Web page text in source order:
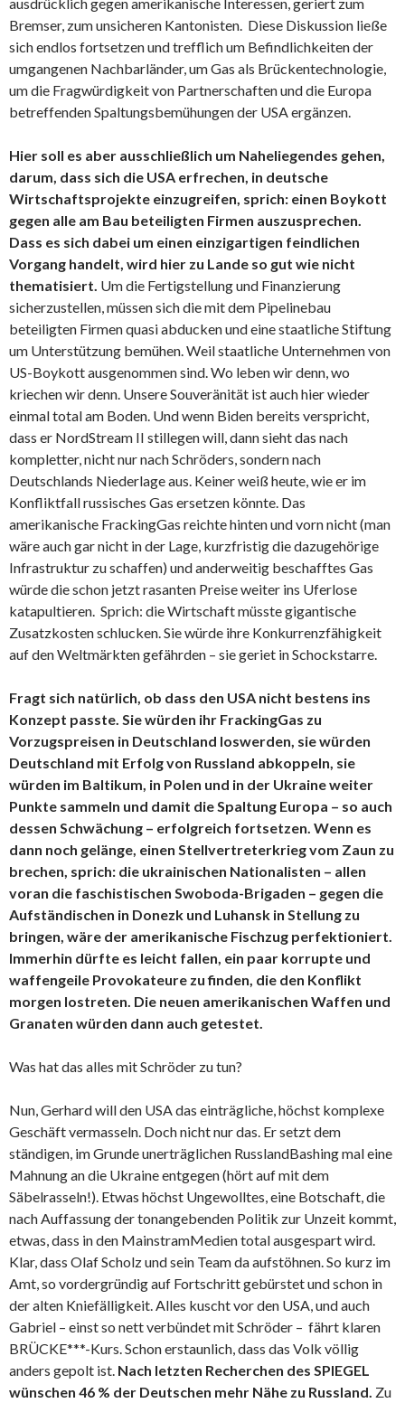
Bremser, zum unsicheren Kantonisten. Diese Diskussion ließe
sich endlos fortsetzen und trefflich um Befindlichkeiten der
umgangenen Nachbarländer, um Gas als Brückentechnologie,
um die Fragwürdigkeit von Partnerschaften und die Europa
betreffenden Spaltungsbemühungen der USA ergänzen.
Hier soll es aber ausschließlich um Naheliegendes gehen,
darum, dass sich die USA erfrechen, in deutsche
Wirtschaftsprojekte einzugreifen, sprich: einen Boykott
gegen alle am Bau beteiligten Firmen auszusprechen.
Dass es sich dabei um einen einzigartigen feindlichen
Vorgang handelt, wird hier zu Lande so gut wie nicht
thematisiert. Um die Fertigstellung und Finanzierung
sicherzustellen, müssen sich die mit dem Pipelinebau
beteiligten Firmen quasi abducken und eine staatliche Stiftung
um Unterstützung bemühen. Weil staatliche Unternehmen von
US-Boykott ausgenommen sind. Wo leben wir denn, wo
kriechen wir denn. Unsere Souveränität ist auch hier wieder
einmal total am Boden. Und wenn Biden bereits verspricht,
dass er NordStream II stillegen will, dann sieht das nach
kompletter, nicht nur nach Schröders, sondern nach
Deutschlands Niederlage aus. Keiner weiß heute, wie er im
Konfliktfall russisches Gas ersetzen könnte. Das
amerikanische FrackingGas reichte hinten und vorn nicht (man
wäre auch gar nicht in der Lage, kurzfristig die dazugehörige
Infrastruktur zu schaffen) und anderweitig beschafftes Gas
würde die schon jetzt rasanten Preise weiter ins Uferlose
katapultieren. Sprich: die Wirtschaft müsste gigantische
Zusatzkosten schlucken. Sie würde ihre Konkurrenzfähigkeit
auf den Weltmärkten gefährden – sie geriet in Schockstarre.
Fragt sich natürlich, ob dass den USA nicht bestens ins
Konzept passte. Sie würden ihr FrackingGas zu
Vorzugspreisen in Deutschland loswerden, sie würden
Deutschland mit Erfolg von Russland abkoppeln, sie
würden im Baltikum, in Polen und in der Ukraine weiter
Punkte sammeln und damit die Spaltung Europa – so auch
dessen Schwächung – erfolgreich fortsetzen. Wenn es
dann noch gelänge, einen Stellvertreterkrieg vom Zaun zu
brechen, sprich: die ukrainischen Nationalisten – allen
voran die faschistischen Swoboda-Brigaden – gegen die
Aufständischen in Donezk und Luhansk in Stellung zu
bringen, wäre der amerikanische Fischzug perfektioniert.
Immerhin dürfte es leicht fallen, ein paar korrupte und
waffengeile Provokateure zu finden, die den Konflikt
morgen lostreten. Die neuen amerikanischen Waffen und
Granaten würden dann auch getestet.
Was hat das alles mit Schröder zu tun?
Nun, Gerhard will den USA das einträgliche, höchst komplexe
Geschäft vermasseln. Doch nicht nur das. Er setzt dem
ständigen, im Grunde unerträglichen RusslandBashing mal eine
Mahnung an die Ukraine entgegen (hört auf mit dem
Säbelrasseln!). Etwas höchst Ungewolltes, eine Botschaft, die
nach Auffassung der tonangebenden Politik zur Unzeit kommt,
etwas, dass in den MainstramMedien total ausgespart wird.
Klar, dass Olaf Scholz und sein Team da aufstöhnen. So kurz im
Amt, so vordergründig auf Fortschritt gebürstet und schon in
der alten Kniefälligkeit. Alles kuscht vor den USA, und auch
Gabriel – einst so nett verbündet mit Schröder – fährt klaren
BRÜCKE***-Kurs. Schon erstaunlich, dass das Volk völlig
anders gepolt ist. Nach letzten Recherchen des SPIEGEL
wünschen 46 % der Deutschen mehr Nähe zu Russland. Zu